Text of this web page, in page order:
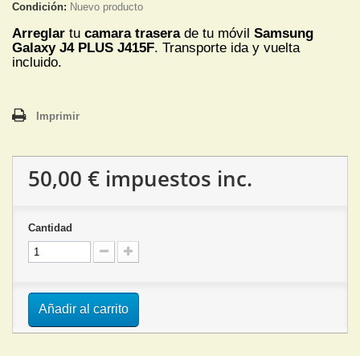
Condición: Nuevo producto
Arreglar tu camara trasera de tu móvil Samsung
Galaxy J4 PLUS J415F. Transporte ida y vuelta
incluido.
Imprimir
50,00 € impuestos inc.
Cantidad
Añadir al carrito